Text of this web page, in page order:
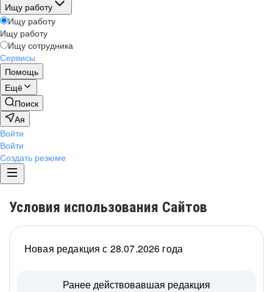
Ищу работу
Ищу работу
Ищу работу
Ищу сотрудника
Сервисы
Помощь
Ещё
Поиск
Ая
Войти
Войти
Создать резюме
Условия использования Сайтов
Новая редакция с 28.07.2026 года
Ранее действовавшая редакция